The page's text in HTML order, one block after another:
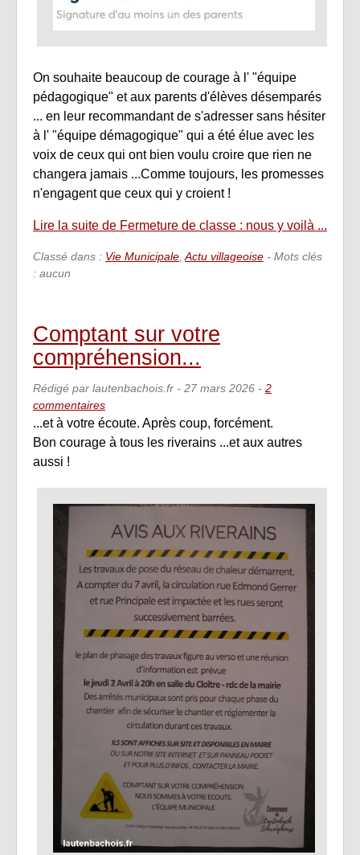
On souhaite beaucoup de courage à l' "équipe
pédagogique" et aux parents d'élèves désemparés
... en leur recommandant de s'adresser sans hésiter
à l' "équipe démagogique" qui a été élue avec les
voix de ceux qui ont bien voulu croire que rien ne
changera jamais ...Comme toujours, les promesses
n'engagent que ceux qui y croient !
Lire la suite de Fermeture de classe : nous y voilà ...
Classé dans : Vie Municipale Actu villageoise - Mots clés
: aucun
Comptant sur votre
compréhension...
Rédigé par lautenbachois.fr - 27 mars 2026 - 2
commentaires
...et à votre écoute. Après coup, forcément.
Bon courage à tous les riverains ...et aux autres
aussi !